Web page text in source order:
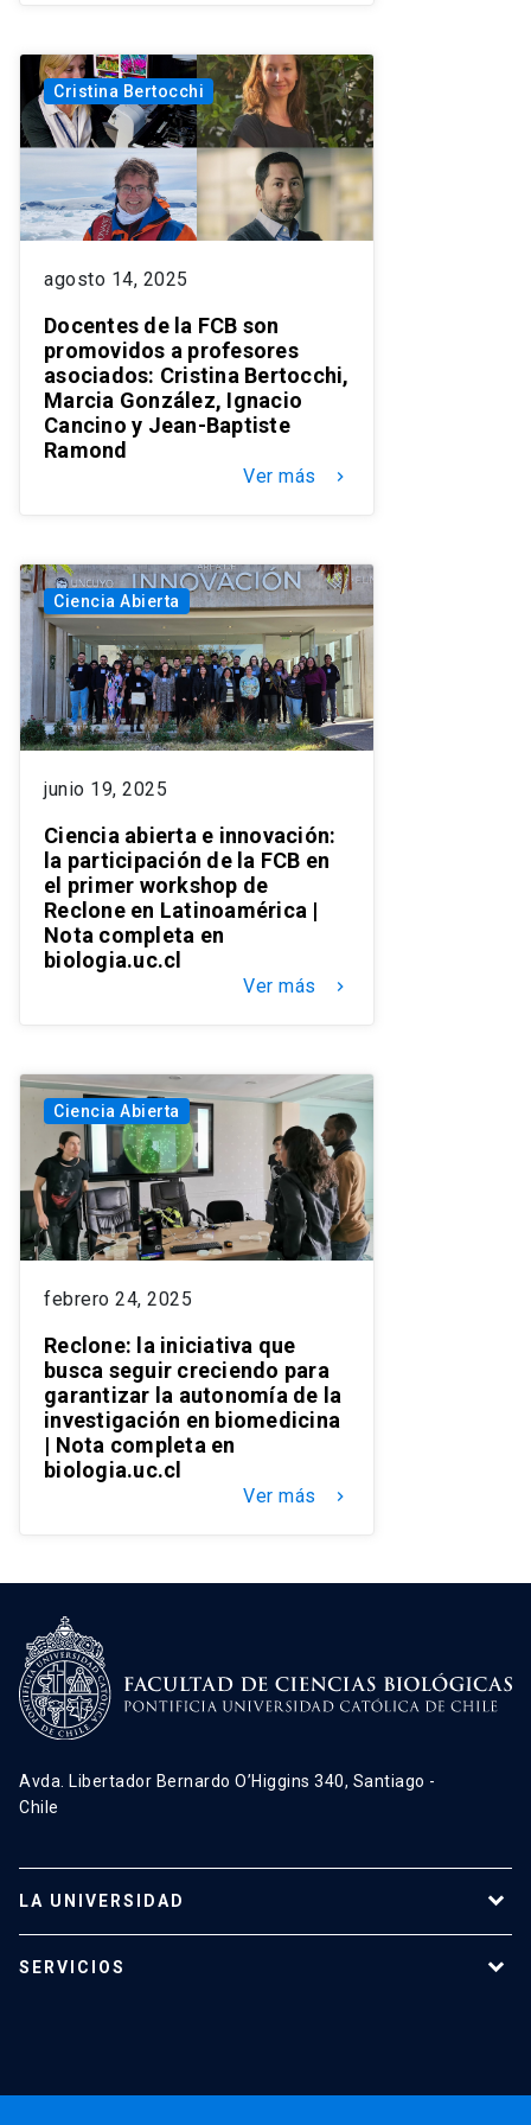
Cristina Bertocchi
agosto 14, 2025
Docentes de la FCB son
promovidos a profesores
asociados: Cristina Bertocchi,
Marcia González, Ignacio
Cancino y Jean-Baptiste
Ramond
Ver más keyboard_arrow_right
Ciencia Abierta
junio 19, 2025
Ciencia abierta e innovación:
la participación de la FCB en
el primer workshop de
Reclone en Latinoamérica |
Nota completa en
biologia.uc.cl
Ver más keyboard_arrow_right
Ciencia Abierta
febrero 24, 2025
Reclone: la iniciativa que
busca seguir creciendo para
garantizar la autonomía de la
investigación en biomedicina
| Nota completa en
biologia.uc.cl
Ver más keyboard_arrow_right
Avda. Libertador Bernardo O’Higgins 340, Santiago -
Chile
LA UNIVERSIDAD
SERVICIOS